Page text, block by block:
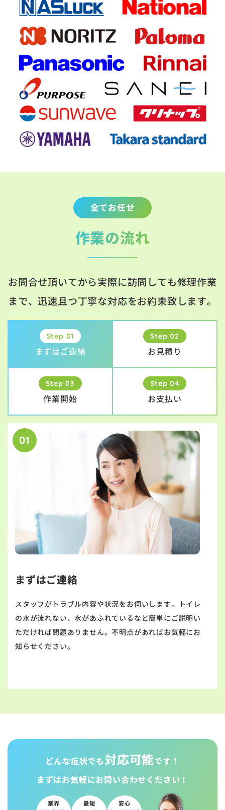
全てお任せ
作業の流れ
お問合せ頂いてから実際に訪問しても修理作業
まで、迅速且つ丁寧な対応をお約束致します。
Step 01
まずはご連絡
Step 02
お見積り
Step 03
作業開始
Step 04
お支払い
01
まずはご連絡
スタッフがトラブル内容や状況をお伺いします。トイレ
の水が流れない、水があふれているなど簡単にご説明い
ただければ問題ありません。不明点があればお気軽にお
知らせください。
どんな症状でも対応可能です！
まずはお気軽にお問い合わせください！
業界 最短 安心